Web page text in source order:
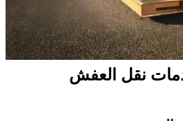
نقل العفش